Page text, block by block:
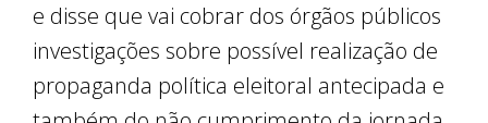
e disse que vai cobrar dos órgãos públicos
investigações sobre possível realização de
propaganda política eleitoral antecipada e